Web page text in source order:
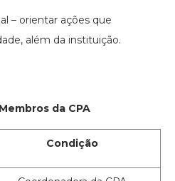
– orientar ações que
além da instituição.
da CPA
Condição